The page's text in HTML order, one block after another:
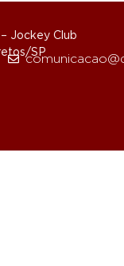
Jockey Club
SP